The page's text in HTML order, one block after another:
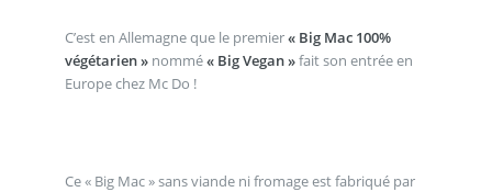
C’est en Allemagne que le premier« Big Mac 100%
végétarien » nommé« Big Vegan »fait son entrée en
Europe chez Mc Do !
Ce « Big Mac » sans viande ni fromage est fabriqué par